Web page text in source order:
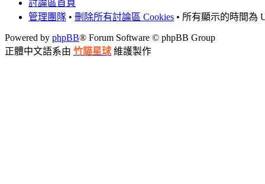
討論區首頁
管理團隊 • 刪除所有討論區 Cookies • 所有顯示的時間為
Powered by phpBB® Forum Software © phpBB Group
正體中文語系由 竹貓星球維護製作